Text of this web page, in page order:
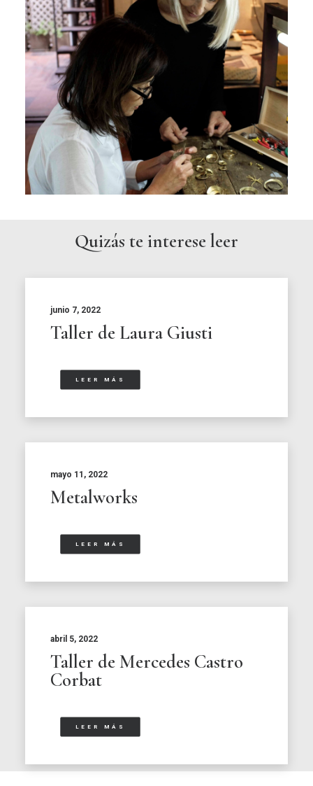
Quizás te interese leer
junio 7, 2022
Taller de Laura Giusti
LEER MÁS
mayo 11, 2022
Metalworks
LEER MÁS
abril 5, 2022
Taller de Mercedes Castro
Corbat
LEER MÁS